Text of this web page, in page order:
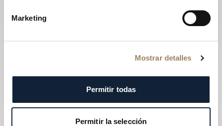
Marketing
Mostrar detalles
Permitir todas
Permitir la selección